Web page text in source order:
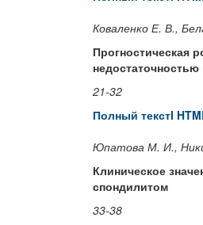
Коваленко Е. В.,
Прогностическая
недостаточностью
21-32
Полный текстI
Юпатова М. И.,
Клиническое
спондилитом
33-38